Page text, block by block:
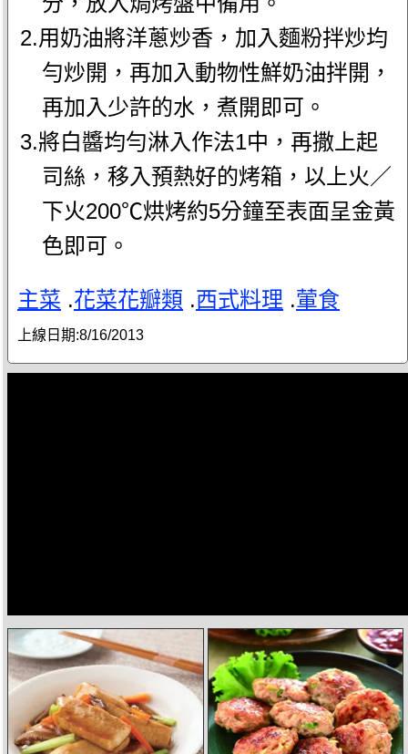
2.用奶油將洋蔥炒香，加入麵粉拌炒均
勻炒開，再加入動物性鮮奶油拌開，
再加入少許的水，煮開即可。
3.將白醬均勻淋入作法1中，再撒上起
司絲，移入預熱好的烤箱，以上火／
下火200℃烘烤約5分鐘至表面呈金黃
色即可。
主菜 .花菜花瓣類 .西式料理 .葷食
上線日期:8/16/2013